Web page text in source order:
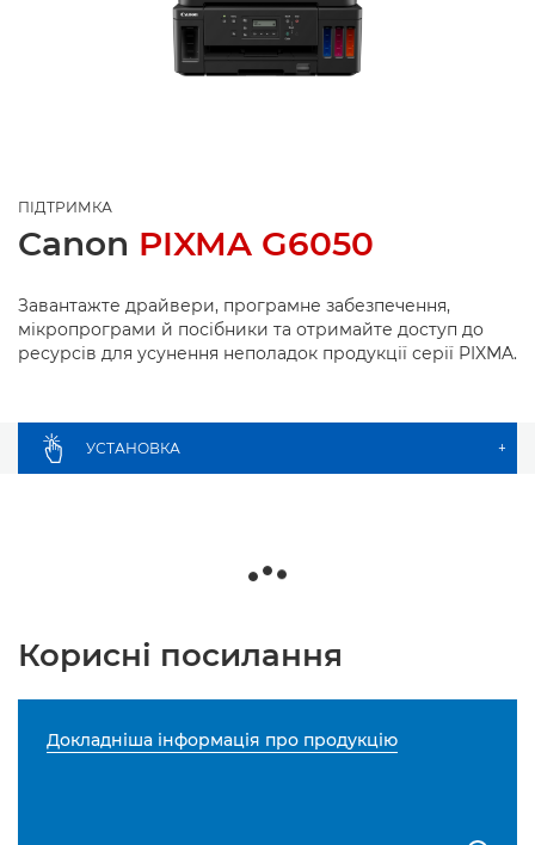
ПІДТРИМКА
Canon PIXMA G6050
Завантажте драйвери, програмне забезпечення,
мікропрограми й посібники та отримайте доступ до
ресурсів для усунення неполадок продукції серії PIXMA.
УСТАНОВКА +
Корисні посилання
Докладніша інформація про продукцію